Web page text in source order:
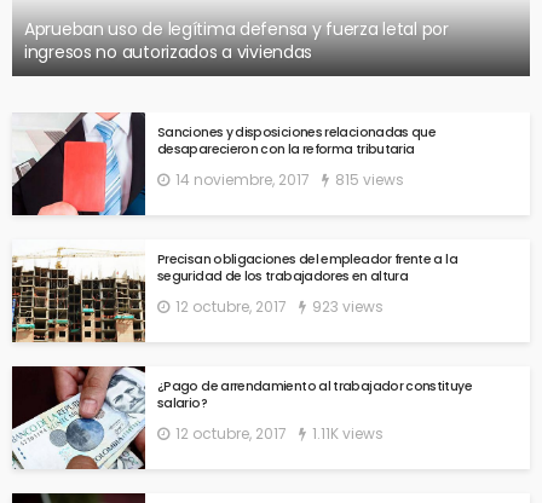
Aprueban uso de legítima defensa y fuerza letal por
ingresos no autorizados a viviendas
Sanciones y disposiciones relacionadas que
desaparecieron con la reforma tributaria
14 noviembre, 2017 815 views
Precisan obligaciones del empleador frente a la
seguridad de los trabajadores en altura
12 octubre, 2017 923 views
¿Pago de arrendamiento al trabajador constituye
salario?
12 octubre, 2017 1.11K views